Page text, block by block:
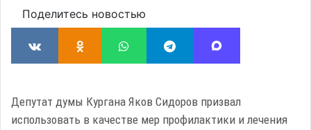
Поделитесь новостью
Депутат думы Кургана Яков Сидоров призвал
использовать в качестве мер профилактики и лечения